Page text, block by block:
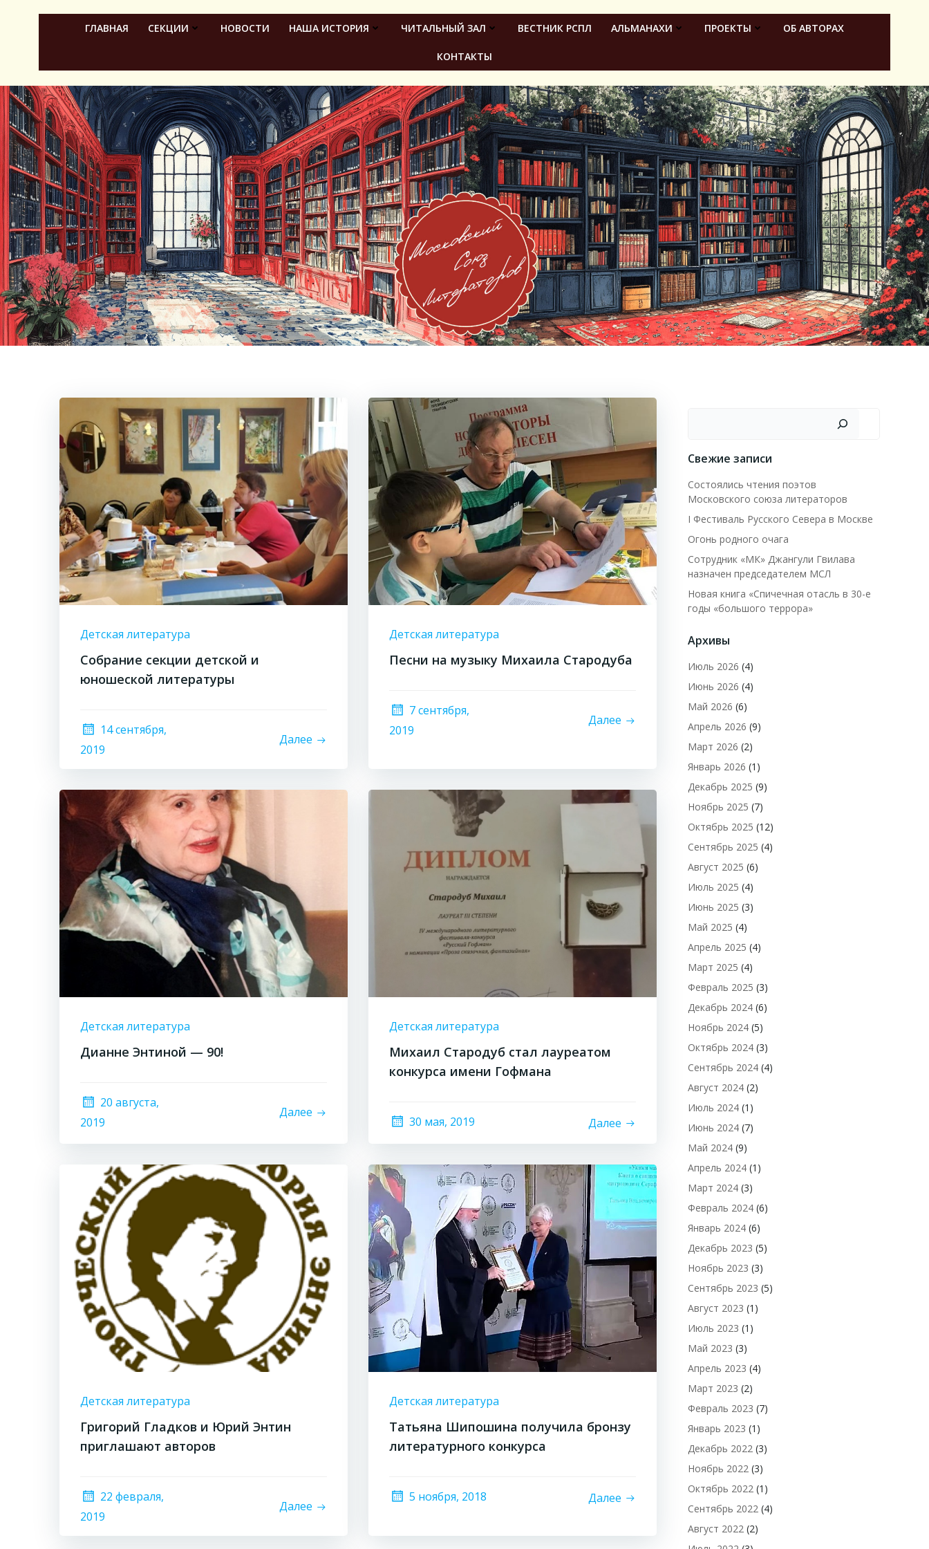
ГЛАВНАЯ СЕКЦИИ НОВОСТИ НАША ИСТОРИЯ ЧИТАЛЬНЫЙ ЗАЛ ВЕСТНИК РСПЛ АЛЬМАНАХИ ПРОЕКТЫ ОБ АВТОРАХ
КОНТАКТЫ
Детская литература
Собрание секции детской и
юношеской литературы
14 сентября,
2019
Далее
Детская литература
Песни на музыку Михаила Стародуба
7 сентября,
2019
Далее
Детская литература
Дианне Энтиной — 90!
20 августа,
2019
Далее
Детская литература
Михаил Стародуб стал лауреатом
конкурса имени Гофмана
30 мая, 2019 Далее
Детская литература
Григорий Гладков и Юрий Энтин
приглашают авторов
22 февраля,
2019
Далее
Детская литература
Татьяна Шипошина получила бронзу
литературного конкурса
5 ноября, 2018 Далее
Свежие записи
Состоялись чтения поэтов
Московского союза литераторов
I Фестиваль Русского Севера в Москве
Огонь родного очага
Сотрудник «МК» Джангули Гвилава
назначен председателем МСЛ
Новая книга «Спичечная отасль в 30-е
годы «большого террора»
Архивы
Июль 2026 (4)
Июнь 2026 (4)
Май 2026 (6)
Апрель 2026 (9)
Март 2026 (2)
Январь 2026 (1)
Декабрь 2025 (9)
Ноябрь 2025 (7)
Октябрь 2025 (12)
Сентябрь 2025 (4)
Август 2025 (6)
Июль 2025 (4)
Июнь 2025 (3)
Май 2025 (4)
Апрель 2025 (4)
Март 2025 (4)
Февраль 2025 (3)
Декабрь 2024 (6)
Ноябрь 2024 (5)
Октябрь 2024 (3)
Сентябрь 2024 (4)
Август 2024 (2)
Июль 2024 (1)
Июнь 2024 (7)
Май 2024 (9)
Апрель 2024 (1)
Март 2024 (3)
Февраль 2024 (6)
Январь 2024 (6)
Декабрь 2023 (5)
Ноябрь 2023 (3)
Сентябрь 2023 (5)
Август 2023 (1)
Июль 2023 (1)
Май 2023 (3)
Апрель 2023 (4)
Март 2023 (2)
Февраль 2023 (7)
Январь 2023 (1)
Декабрь 2022 (3)
Ноябрь 2022 (3)
Октябрь 2022 (1)
Сентябрь 2022 (4)
Август 2022 (2)